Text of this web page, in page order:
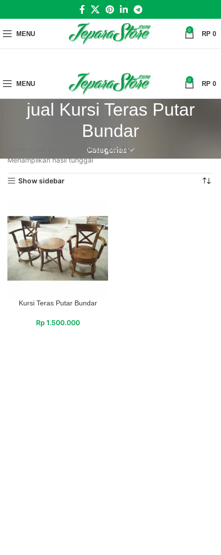
MENU 0 RP 0
MENU 0 RP 0
jual Kursi Teras Putar
Bundar
Categories
jual Kursi Teras Putar Bundar
Menampilkan hasil tunggal
Show sidebar
Kursi Teras Putar Bundar
Rp 1.500.000